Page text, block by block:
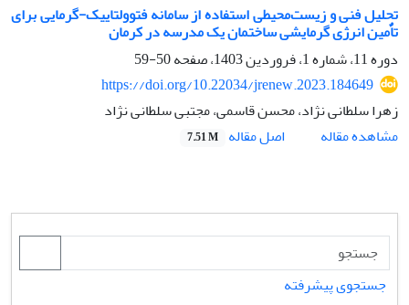
تحلیل فنی و زیست‌محیطی استفاده از سامانه فتوولتاییک-گرمایی برای
تاٌمین انرژی گرمایشی ساختمان یک مدرسه در کرمان
دوره 11، شماره 1، فروردین 1403، صفحه
50-59
https://doi.org/10.22034/jrenew.2023.184649
زهرا سلطانی نژاد، محسن قاسمی، مجتبی سلطانی نژاد
مشاهده مقاله
اصل مقاله 7.51 M
جستجوی پیشرفته